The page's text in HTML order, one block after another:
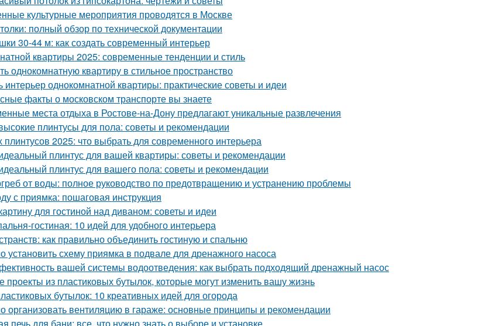
культурные мероприятия проводятся в Москве
полный обзор по технической документации
30-44 м: как создать современный интерьер
квартиры 2025: современные тенденции и стиль
однокомнатную квартиру в стильное пространство
интерьер однокомнатной квартиры: практические советы и идеи
факты о московском транспорте вы знаете
места отдыха в Ростове-на-Дону предлагают уникальные развлечения
плинтусы для пола: советы и рекомендации
2025: что выбрать для современного интерьера
плинтус для вашей квартиры: советы и рекомендации
плинтус для вашего пола: советы и рекомендации
от воды: полное руководство по предотвращению и устранению проблемы
с приямка: пошаговая инструкция
для гостиной над диваном: советы и идеи
гостиная: 10 идей для удобного интерьера
как правильно объединить гостиную и спальню
установить схему приямка в подвале для дренажного насоса
вашей системы водоотведения: как выбрать подходящий дренажный насос
проекты из пластиковых бутылок, которые могут изменить вашу жизнь
бутылок: 10 креативных идей для огорода
организовать вентиляцию в гараже: основные принципы и рекомендации